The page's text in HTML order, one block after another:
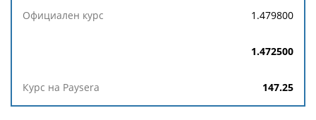
1.479800
1.472500
147.25